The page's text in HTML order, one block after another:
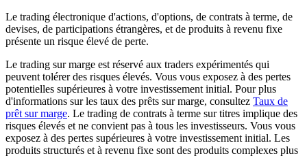
Le trading électronique d'actions, d'options, de contrats à terme, de
devises, de participations étrangères, et de produits à revenu fixe
présente un risque élevé de perte.
Le trading sur marge est réservé aux traders expérimentés qui
peuvent tolérer des risques élevés. Vous vous exposez à des pertes
potentielles supérieures à votre investissement initial. Pour plus
d'informations sur les taux des prêts sur marge, consultez Taux de
prêt sur marge. Le trading de contrats à terme sur titres implique des
risques élevés et ne convient pas à tous les investisseurs. Vous vous
exposez à des pertes supérieures à votre investissement initial. Les
produits structurés et à revenu fixe sont des produits complexes plus